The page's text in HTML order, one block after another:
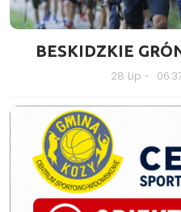
BESKIDZKIE
28 Lip -